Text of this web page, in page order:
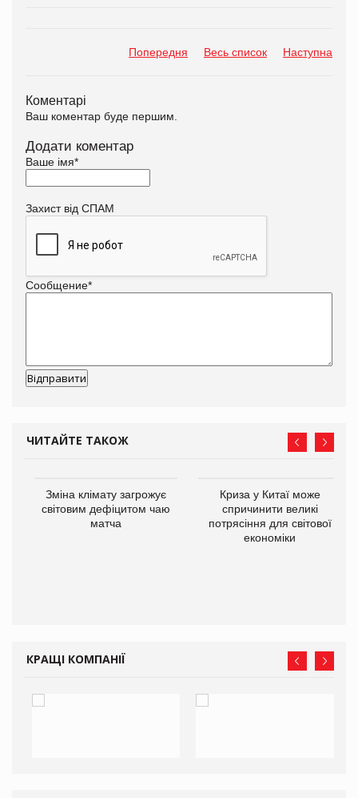
Попередня Весь список Наступна
Коментарі
Ваш коментар буде першим.
Додати коментар
Ваше імя*
Захист від СПАМ
Сообщение*
ЧИТАЙТЕ ТАКОЖ
Зміна клімату загрожує
світовим дефіцитом чаю
матча
Криза у Китаї може
спричинити великі
потрясіння для світової
економіки
КРАЩІ КОМПАНІЇ